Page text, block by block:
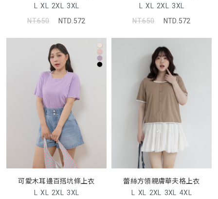
L XL 2XL 3XL
NT.650
NTD.572
L XL 2XL 3XL
NT.650
NTD.572
可愛木耳邊百搭坑條上衣
L XL 2XL 3XL
蕾絲方領親膚華夫格上衣
L XL 2XL 3XL 4XL